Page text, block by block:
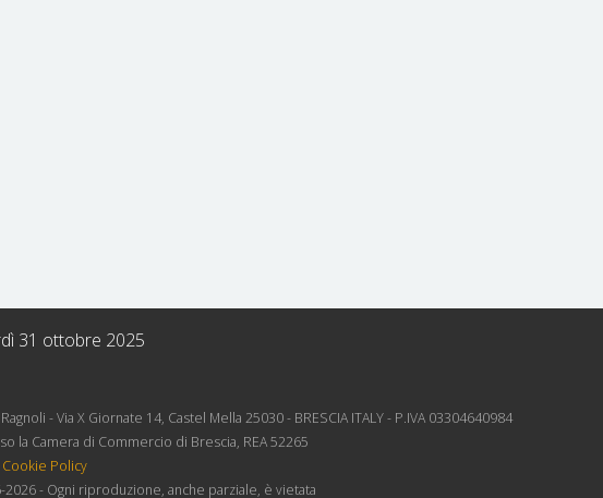
31 ottobre 2025
- Via X Giornate 14, Castel Mella 25030 - BRESCIA ITALY - P.IVA 03304640984
la Camera di Commercio di Brescia, REA 52265
Cookie Policy
2026 - Ogni riproduzione, anche parziale, è vietata